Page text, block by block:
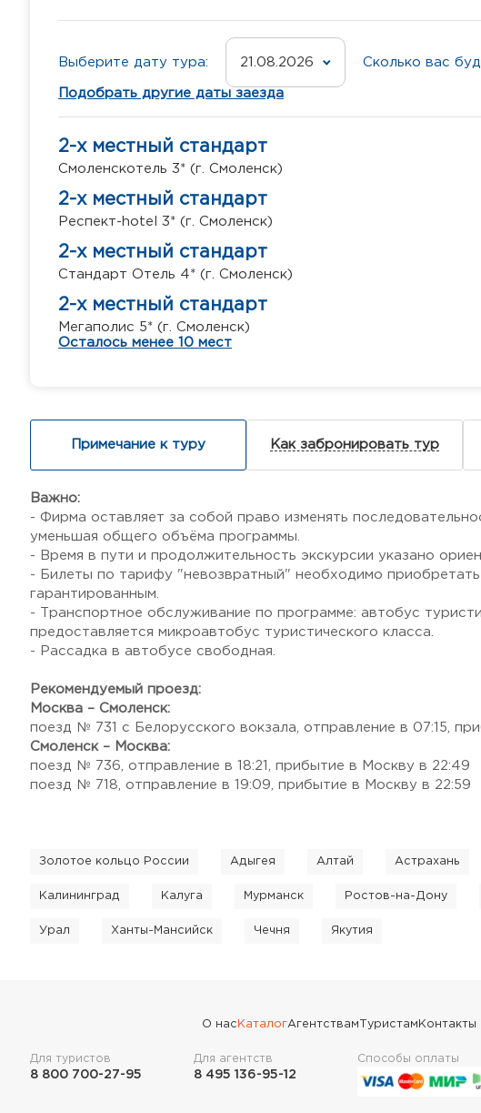
Выберите дату тура: 21.08.2026 Сколько вас
Подобрать другие даты заезда
2-х местный стандарт
Смоленскотель 3* (г. Смоленск)
2-х местный стандарт
Респект-hotel 3* (г. Смоленск)
2-х местный стандарт
Стандарт Отель 4* (г. Смоленск)
2-х местный стандарт
Мегаполис 5* (г. Смоленск)
Осталось менее 10 мест
Примечание к туру Как забронировать тур
Важно:
- Фирма оставляет за собой право изменять
уменьшая общего объёма программы.
- Время в пути и продолжительность экскурсии указано
- Билеты по тарифу "невозвратный" необходимо
гарантированным.
- Транспортное обслуживание по программе: автобус
предоставляется микроавтобус туристического класса.
- Рассадка в автобусе свободная.
Рекомендуемый проезд:
Москва – Смоленск:
поезд № 731 с Белорусского вокзала, отправление в 07:15,
Смоленск – Москва:
поезд № 736, отправление в 18:21, прибытие в Москву в 22:49
поезд № 718, отправление в 19:09, прибытие в Москву в 22:59
Золотое кольцо России Адыгея Алтай Астрахань
Калининград Калуга Мурманск Ростов-на-Дону
Урал Ханты-Мансийск Чечня Якутия
О нас КаталогАгентствам Туристам Контакты
Для туристов
8 800 700-27-95
Для агентств
8 495 136-95-12
Способы оплаты